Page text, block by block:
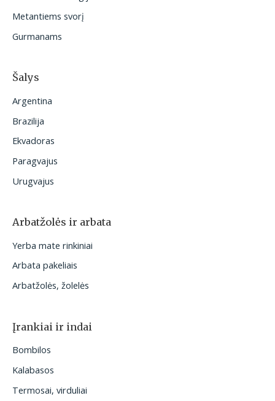
:
Metantiems svorį
Gurmanams
Šalys
Argentina
Brazilija
Ekvadoras
Paragvajus
Urugvajus
Arbatžolės ir arbata
Yerba mate rinkiniai
Arbata pakeliais
Arbatžolės, žolelės
Įrankiai ir indai
Bombilos
Kalabasos
Termosai, virduliai